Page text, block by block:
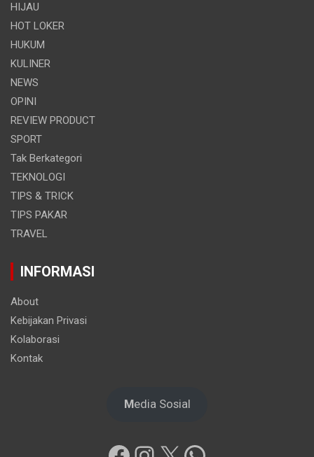
HIJAU
HOT LOKER
HUKUM
KULINER
NEWS
OPINI
REVIEW PRODUCT
SPORT
Tak Berkategori
TEKNOLOGI
TIPS & TRICK
TIPS PAKAR
TRAVEL
INFORMASI
About
Kebijakan Privasi
Kolaborasi
Kontak
Media Sosial